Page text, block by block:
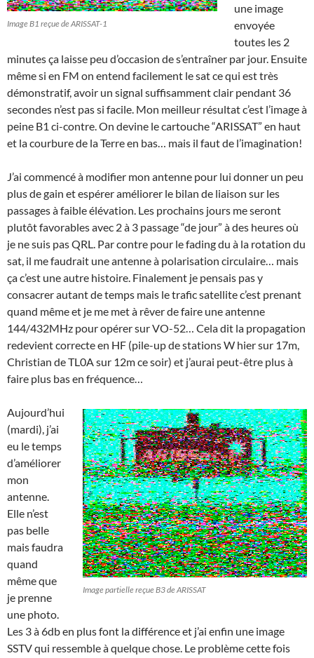
Image B1 reçue de ARISSAT-1
une image
envoyée
toutes les 2
minutes ça laisse peu d’occasion de s’entraîner par jour. Ensuite
même si en FM on entend facilement le sat ce qui est très
démonstratif, avoir un signal suffisamment clair pendant 36
secondes n’est pas si facile. Mon meilleur résultat c’est l’image à
peine B1 ci-contre. On devine le cartouche “ARISSAT” en haut
et la courbure de la Terre en bas… mais il faut de l’imagination!
J’ai commencé à modifier mon antenne pour lui donner un peu
plus de gain et espérer améliorer le bilan de liaison sur les
passages à faible élévation. Les prochains jours me seront
plutôt favorables avec 2 à 3 passage “de jour” à des heures où
je ne suis pas QRL. Par contre pour le fading du à la rotation du
sat, il me faudrait une antenne à polarisation circulaire… mais
ça c’est une autre histoire. Finalement je pensais pas y
consacrer autant de temps mais le trafic satellite c’est prenant
quand même et je me met à rêver de faire une antenne
144/432MHz pour opérer sur VO-52… Cela dit la propagation
redevient correcte en HF (pile-up de stations W hier sur 17m,
Christian de TL0A sur 12m ce soir) et j’aurai peut-être plus à
faire plus bas en fréquence…
Image partielle reçue B3 de ARISSAT
Aujourd’hui
(mardi), j’ai
eu le temps
d’améliorer
mon
antenne.
Elle n’est
pas belle
mais faudra
quand
même que
je prenne
une photo.
Les 3 à 6db en plus font la différence et j’ai enfin une image
SSTV qui ressemble à quelque chose. Le problème cette fois